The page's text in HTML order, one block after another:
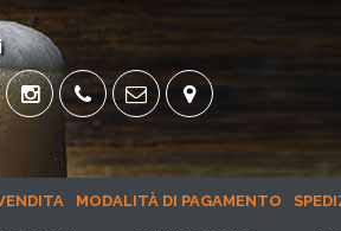
MODALITÀ DI PAGAMENTO